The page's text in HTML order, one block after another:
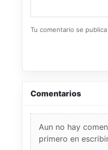
Tu comentario se
Comentarios
Aun no hay
primero en